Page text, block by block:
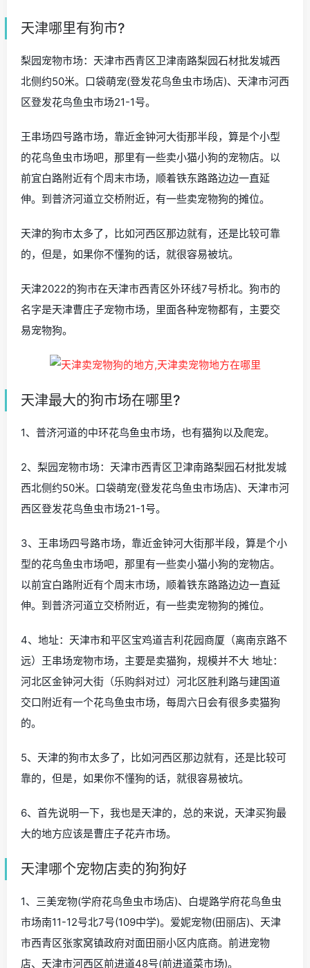
天津哪里有狗市?
梨园宠物市场：天津市西青区卫津南路梨园石材批发城西
北侧约50米。口袋萌宠(登发花鸟鱼虫市场店)、天津市河西
区登发花鸟鱼虫市场21-1号。
王串场四号路市场，靠近金钟河大街那半段，算是个小型
的花鸟鱼虫市场吧，那里有一些卖小猫小狗的宠物店。以
前宜白路附近有个周末市场，顺着铁东路路边边一直延
伸。到普济河道立交桥附近，有一些卖宠物狗的摊位。
天津的狗市太多了，比如河西区那边就有，还是比较可靠
的，但是，如果你不懂狗的话，就很容易被坑。
天津2022的狗市在天津市西青区外环线7号桥北。狗市的
名字是天津曹庄子宠物市场，里面各种宠物都有，主要交
易宠物狗。
天津最大的狗市场在哪里?
1、普济河道的中环花鸟鱼虫市场，也有猫狗以及爬宠。
2、梨园宠物市场：天津市西青区卫津南路梨园石材批发城
西北侧约50米。口袋萌宠(登发花鸟鱼虫市场店)、天津市河
西区登发花鸟鱼虫市场21-1号。
3、王串场四号路市场，靠近金钟河大街那半段，算是个小
型的花鸟鱼虫市场吧，那里有一些卖小猫小狗的宠物店。
以前宜白路附近有个周末市场，顺着铁东路路边边一直延
伸。到普济河道立交桥附近，有一些卖宠物狗的摊位。
4、地址：天津市和平区宝鸡道吉利花园商厦（离南京路不
远）王串场宠物市场，主要是卖猫狗，规模并不大 地址：
河北区金钟河大街（乐购斜对过）河北区胜利路与建国道
交口附近有一个花鸟鱼虫市场，每周六日会有很多卖猫狗
的。
5、天津的狗市太多了，比如河西区那边就有，还是比较可
靠的，但是，如果你不懂狗的话，就很容易被坑。
6、首先说明一下，我也是天津的，总的来说，天津买狗最
大的地方应该是曹庄子花卉市场。
天津哪个宠物店卖的狗狗好
1、三美宠物(学府花鸟鱼虫市场店)、白堤路学府花鸟鱼虫
市场南11-12号北7号(109中学)。爱妮宠物(田丽店)、天津
市西青区张家窝镇政府对面田丽小区内底商。前进宠物
店、天津市河西区前进道48号(前进道菜市场)。